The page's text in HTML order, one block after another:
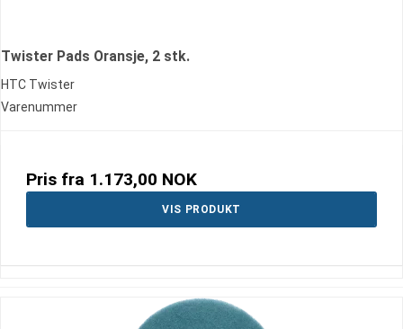
Twister Pads Oransje, 2 stk.
HTC Twister
Varenummer
Pris fra 1.173,00 NOK
VIS PRODUKT